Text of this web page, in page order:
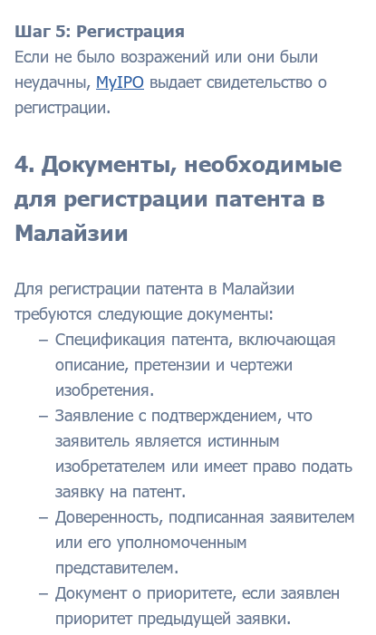
Шаг 5: Регистрация
Если не было возражений или они были
неудачны, MyIPO выдает свидетельство о
регистрации.
4. Документы, необходимые
для регистрации патента в
Малайзии
Для регистрации патента в Малайзии
требуются следующие документы:
Спецификация патента, включающая
описание, претензии и чертежи
изобретения.
Заявление с подтверждением, что
заявитель является истинным
изобретателем или имеет право подать
заявку на патент.
Доверенность, подписанная заявителем
или его уполномоченным
представителем.
Документ о приоритете, если заявлен
приоритет предыдущей заявки.